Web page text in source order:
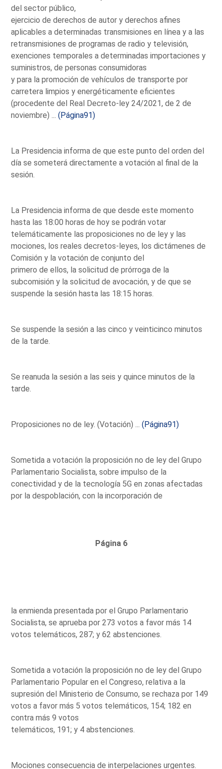
del sector público,
ejercicio de derechos de autor y derechos afines
aplicables a determinadas transmisiones en línea y a las
retransmisiones de programas de radio y televisión,
exenciones temporales a determinadas importaciones y
suministros, de personas consumidoras
y para la promoción de vehículos de transporte por
carretera limpios y energéticamente eficientes
(procedente del Real Decreto-ley 24/2021, de 2 de
noviembre) ...(Página91)
La Presidencia informa de que este punto del orden del
día se someterá directamente a votación al final de la
sesión.
La Presidencia informa de que desde este momento
hasta las 18:00 horas de hoy se podrán votar
telemáticamente las proposiciones no de ley y las
mociones, los reales decretos-leyes, los dictámenes de
Comisión y la votación de conjunto del
primero de ellos, la solicitud de prórroga de la
subcomisión y la solicitud de avocación, y de que se
suspende la sesión hasta las 18:15 horas.
Se suspende la sesión a las cinco y veinticinco minutos
de la tarde.
Se reanuda la sesión a las seis y quince minutos de la
tarde.
Proposiciones no de ley. (Votación) ...(Página91)
Sometida a votación la proposición no de ley del Grupo
Parlamentario Socialista, sobre impulso de la
conectividad y de la tecnología 5G en zonas afectadas
por la despoblación, con la incorporación de
Página 6
la enmienda presentada por el Grupo Parlamentario
Socialista, se aprueba por 273 votos a favor más 14
votos telemáticos, 287; y 62 abstenciones.
Sometida a votación la proposición no de ley del Grupo
Parlamentario Popular en el Congreso, relativa a la
supresión del Ministerio de Consumo, se rechaza por 149
votos a favor más 5 votos telemáticos, 154; 182 en
contra más 9 votos
telemáticos, 191; y 4 abstenciones.
Mociones consecuencia de interpelaciones urgentes.